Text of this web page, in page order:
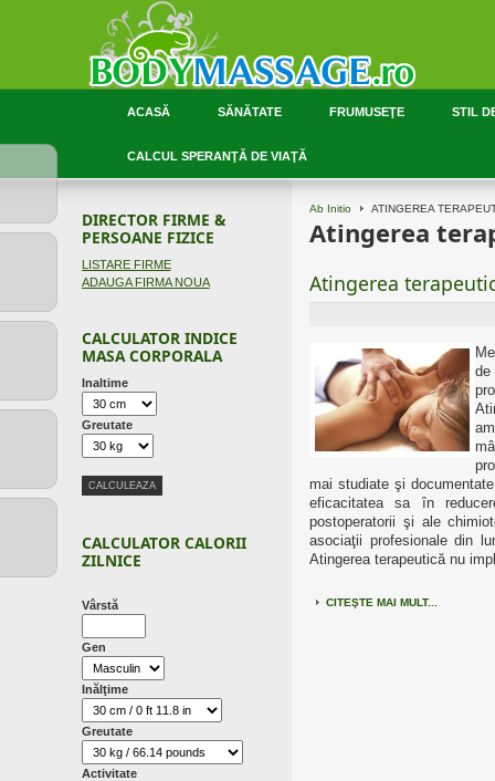
ACASĂ SĂNĂTATE FRUMUSEŢE STIL
CALCUL SPERANŢĂ DE VIAŢĂ
Ab Initio ATINGEREA
Atingerea
Atingerea
mai studiate şi
eficacitatea sa în
postoperatorii şi ale
asociaţii profesionale din
Atingerea terapeutică nu
CITEŞTE MAI MULT...
DIRECTOR FIRME &
PERSOANE FIZICE
LISTARE FIRME
ADAUGA FIRMA NOUA
CALCULATOR INDICE
MASA CORPORALA
Inaltime
Greutate
CALCULATOR CALORII
ZILNICE
Vârstă
Gen
Inălţime
Greutate
Activitate